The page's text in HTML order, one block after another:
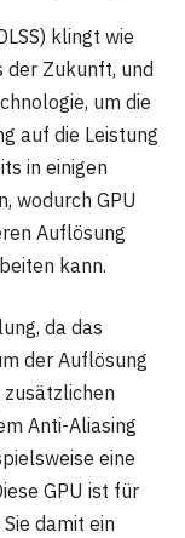
klingt wie
der Zukunft, und
um die
auf die Leistung
in einigen
wodurch GPU
Auflösung
kann.
da das
der Auflösung
Anti-Aliasing
eine
GPU ist für
damit ein